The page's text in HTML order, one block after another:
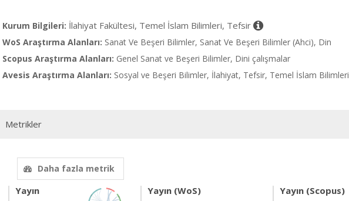
Kurum Bilgileri: İlahiyat Fakültesi, Temel İslam Bilimleri, Tefsir
WoS Araştırma Alanları: Sanat Ve Beşeri Bilimler, Sanat Ve Beşeri Bilimler (Ahci), Din
Scopus Araştırma Alanları: Genel Sanat ve Beşeri Bilimler, Dini çalışmalar
Avesis Araştırma Alanları: Sosyal ve Beşeri Bilimler, İlahiyat, Tefsir, Temel İslam Bilimleri
Metrikler
Daha fazla metrik
Yayın Yayın (WoS) Yayın (Scopus)